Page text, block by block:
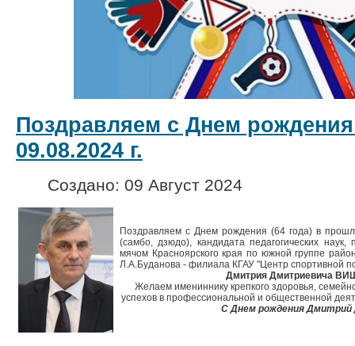
Поздравляем с Днем
09.08.2024 г.
Создано: 09 Август 2024
Поздравляем с Днем рождения (64 года) в
(самбо, дзюдо), кандидата педагогических
мячом Красноярского края по южной группе
Л.А.Буданова - филиала КГАУ "Центр спортивной
Дмитрия Дмитриевича
Желаем имениннику крепкого здоровья,
успехов в профессиональной и общественной
С Днем рождения